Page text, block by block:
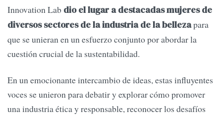
Innovation Lab dio el lugar a destacadas mujeres de
diversos sectores de la industria de la bellezapara
que se unieran en un esfuerzo conjunto por abordar la
cuestión crucial de la sustentabilidad.
En un emocionante intercambio de ideas, estas influyentes
voces se unieron para debatir y explorar cómo promover
una industria ética y responsable, reconocer los desafíos